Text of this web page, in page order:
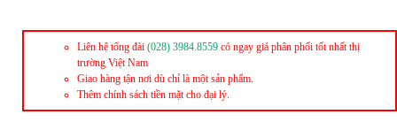
Liên hệ tổng đài (028) 3984.8559 có ngay giá phân phối tốt nhất thị
trường Việt Nam
Giao hàng tận nơi dù chỉ là một sản phẩm.
Thêm chính sách tiền mặt cho đại lý.